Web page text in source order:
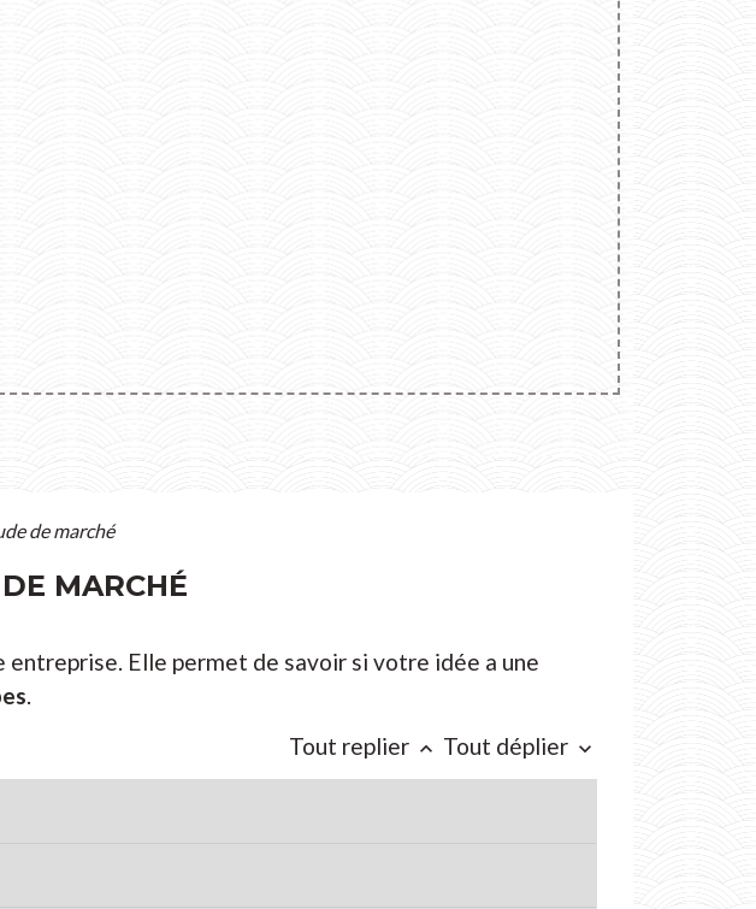
de marché
MARCHÉ
entreprise. Elle permet de savoir si votre idée a une
.
Tout replier keyboard_arrow_up Tout déplier keyboard_arrow_down